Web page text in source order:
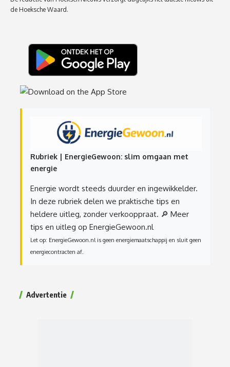
de Hoeksche Waard.
Rubriek | EnergieGewoon: slim omgaan met
energie
Energie wordt steeds duurder en ingewikkelder.
In deze rubriek delen we praktische tips en
heldere uitleg, zonder verkooppraat. 🔎 Meer
tips en uitleg op EnergieGewoon.nl
Let op: EnergieGewoon.nl is geen energiemaatschappij en sluit geen
energiecontracten af.
Advertentie